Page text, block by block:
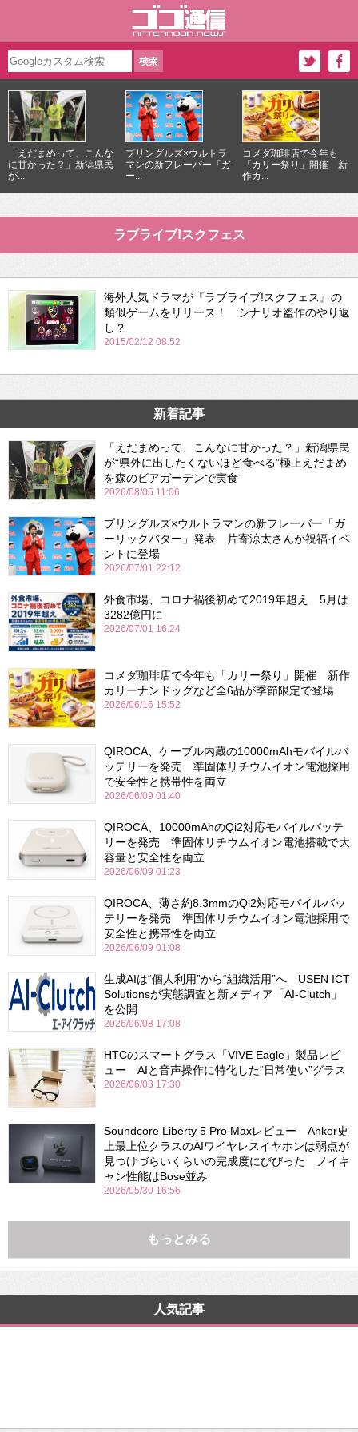
「えだまめって、こんな
に甘かった？」新潟県民
が...
プリングルズ×ウルトラ
マンの新フレーバー「ガ
ー...
コメダ珈琲店で今年も
「カリー祭り」開催 新
作カ...
ラブライブ!スクフェス
海外人気ドラマが『ラブライブ!スクフェス』の
類似ゲームをリリース！ シナリオ盗作のやり返
し？
2015/02/12 08:52
新着記事
「えだまめって、こんなに甘かった？」新潟県民
が“県外に出したくないほど食べる”極上えだまめ
を森のビアガーデンで実食
2026/08/05 11:06
プリングルズ×ウルトラマンの新フレーバー「ガ
ーリックバター」発表 片寄涼太さんが祝福イベ
ントに登場
2026/07/01 22:12
外食市場、コロナ禍後初めて2019年超え 5月は
3282億円に
2026/07/01 16:24
コメダ珈琲店で今年も「カリー祭り」開催 新作
カリーナンドッグなど全6品が季節限定で登場
2026/06/16 15:52
QIROCA、ケーブル内蔵の10000mAhモバイルバ
ッテリーを発売 準固体リチウムイオン電池採用
で安全性と携帯性を両立
2026/06/09 01:40
QIROCA、10000mAhのQi2対応モバイルバッテ
リーを発売 準固体リチウムイオン電池搭載で大
容量と安全性を両立
2026/06/09 01:23
QIROCA、薄さ約8.3mmのQi2対応モバイルバッ
テリーを発売 準固体リチウムイオン電池採用で
安全性と携帯性を両立
2026/06/09 01:08
生成AIは“個人利用”から“組織活用”へ USEN ICT
Solutionsが実態調査と新メディア「AI-Clutch」
を公開
2026/06/08 17:08
HTCのスマートグラス「VIVE Eagle」製品レビ
ュー AIと音声操作に特化した“日常使い”グラス
2026/06/03 17:30
Soundcore Liberty 5 Pro Maxレビュー Anker史
上最上位クラスのAIワイヤレスイヤホンは弱点が
見つけづらいくらいの完成度にびびった ノイキ
ャン性能はBose並み
2026/05/30 16:56
もっとみる
人気記事